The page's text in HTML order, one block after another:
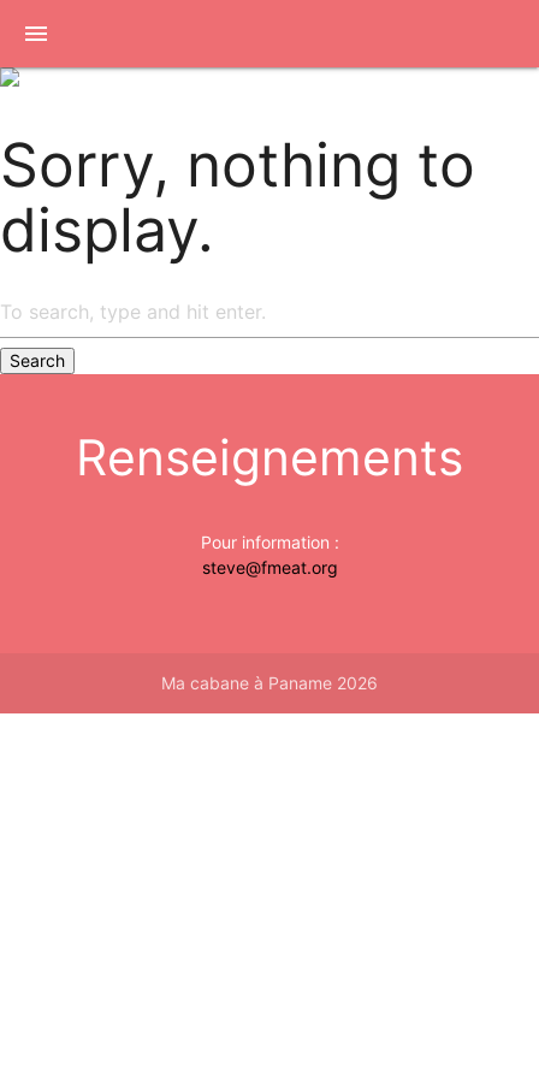
menu
Sorry, nothing to
display.
Search
Renseignements
Pour information :
steve@fmeat.org
Ma cabane à Paname 2026